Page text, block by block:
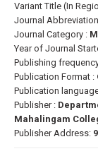
Variant Title (In
Journal
Journal Category :
Year of Journal
Publishing
Publication Format :
Publication
Publisher :
Mahalingam
Publisher Address: